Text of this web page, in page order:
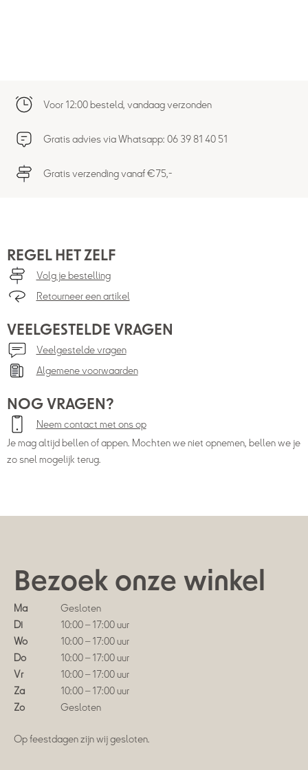
Voor 12:00 besteld, vandaag verzonden
Gratis advies via Whatsapp: 06 39 81 40 51
Gratis verzending vanaf €75,-
REGEL HET ZELF
Volg je bestelling
Retourneer een artikel
VEELGESTELDE VRAGEN
Veelgestelde vragen
Algemene voorwaarden
NOG VRAGEN?
Neem contact met ons op
Je mag altijd bellen of appen. Mochten we niet opnemen, bellen we je
zo snel mogelijk terug.
Bezoek onze winkel
Ma
Gesloten
Di
10:00 – 17:00 uur
Wo
10:00 – 17:00 uur
Do
10:00 – 17:00 uur
Vr
10:00 – 17:00 uur
Za
10:00 – 17:00 uur
Zo
Gesloten
Op feestdagen zijn wij gesloten.